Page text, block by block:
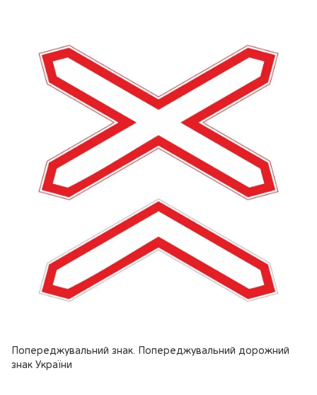
Попереджувальний знак. Попереджувальний дорожний
знак України